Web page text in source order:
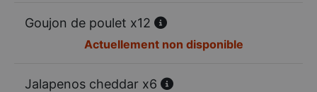
Goujon de poulet x12
Actuellement non disponible
Jalapenos cheddar x6